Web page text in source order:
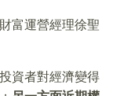
富運營經理徐聖
資者對經濟變得